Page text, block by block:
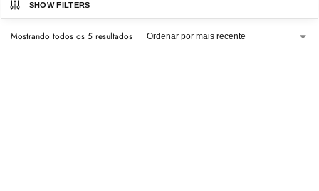
SHOW FILTERS
Mostrando todos os 5 resultados